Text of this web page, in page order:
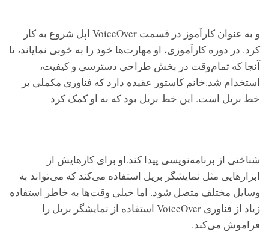
و به عنوان کارآموز در قسمت VoiceOver اپل شروع به کار
کرد. در دوره کارآموزی، او مهارت‌ها خود را به خوبی نمایاند، تا
آنجا که تمام‌وقت در بخش طراحی دسترسی و کیفیت،
استخدام شد.خانم کاستور عقیده دارد که فناوری مکملی بر
خط بریل است. این خط بریل بود که به او کمک کرد‌
شناختی از برنامه‌نویسی پیدا کند.او برای کار‌هایش از
ابزارهایی مثل نمایشگر بریل استفاده می‌کند که می‌تواند به
وسایل مختلف متصل شود. اما خیلی وقت‌ها به خاطر استفاده
زیاد از فناوری VoiceOver استفاده از نمایشگر بریل را
فراموش می‌کند.